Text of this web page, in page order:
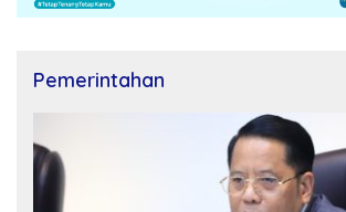
Pemerintahan